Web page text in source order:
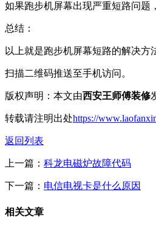
如果跑步机屏幕出现严重短路问题
总结：
以上就是跑步机屏幕短路的解决方
扫描二维码推送至手机访问。
版权声明：本文由西安王师傅装修
转载请注明出处https://
返回列表
上一篇： 科龙电磁炉故障代码
下一篇： 电信电视卡是什么原因
相关文章